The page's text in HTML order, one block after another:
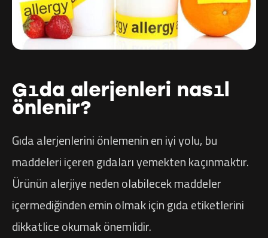
Gıda alerjenleri nasıl
önlenir?
Gıda alerjenlerini önlemenin en iyi yolu, bu
maddeleri içeren gıdaları yemekten kaçınmaktır.
Ürünün alerjiye neden olabilecek maddeler
içermediğinden emin olmak için gıda etiketlerini
dikkatlice okumak önemlidir.